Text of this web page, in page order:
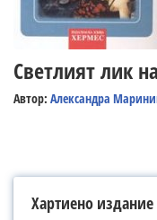
Светлият лик
Автор: Александра
Хартиено издание